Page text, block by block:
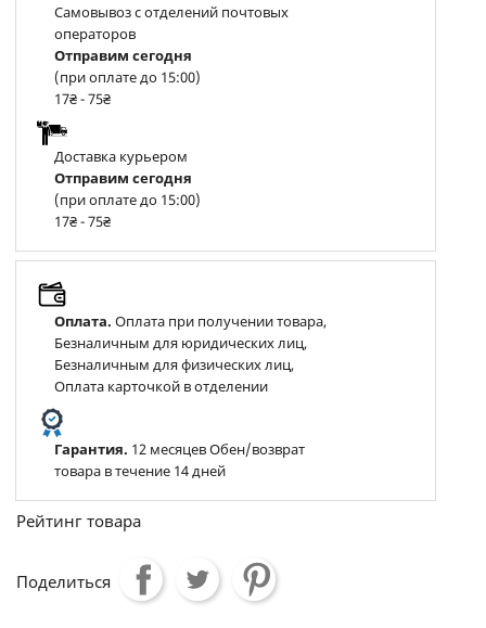
Самовывоз с отделений почтовых
операторов
Отправим сегодня
(при оплате до 15:00)
17₴ - 75₴
Доставка курьером
Отправим сегодня
(при оплате до 15:00)
17₴ - 75₴
Оплата. Оплата при получении товара,
Безналичным для юридических лиц,
Безналичным для физических лиц,
Оплата карточкой в отделении
Гарантия. 12 месяцев Обен/возврат
товара в течение 14 дней
Рейтинг товара
Поделиться